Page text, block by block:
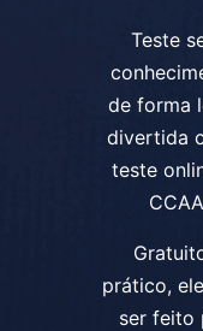
Teste
de forma
divertida
teste
prático,
ser feito